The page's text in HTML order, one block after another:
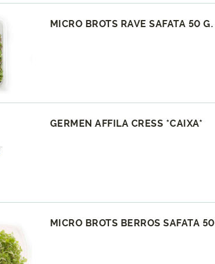
MICRO BROTS RAVE SAFATA 50 G.
GERMEN AFFILA CRESS *CAIXA*
MICRO BROTS BERROS SAFATA